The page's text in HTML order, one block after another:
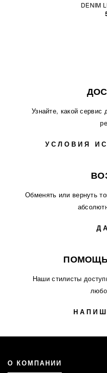
DENIM
Узнайте, какой
УСЛОВИЯ
Обменять или вернуть
Наши стилисты
О КОМПАНИИ